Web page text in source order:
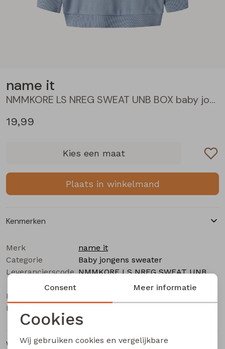
Blouses lange mouw
Blazers
Buitenjack
Bermuda's
Piraat broeken
Lange broeken
Rokken
Bermudas
Lange broeken
Lange broeken
Vesten
name it
NMMKORE LS NREG SWEAT UNB BOX baby jongens sweater Blue
19,99
Kies een maat
Plaats in winkelmand
Kenmerken
Merk
name it
Categorie
Baby jongens sweater
Leverancierscode NMMKORE LS NREG SWEAT UNB
Bestelcode
Kleur
Winkelvoorraad
Noodzakelijke cookies
Consent Meer informatie
Cookies
Wij gebruiken cookies en vergelijkbare